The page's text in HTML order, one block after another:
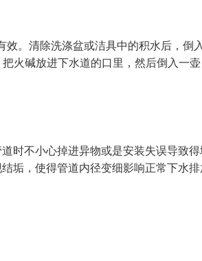
。清除洗涤盆或洁具中的积水后，倒
火碱放进下水道的口里，然后倒入一壶
时不小心掉进异物或是安装失误导致
垢，使得管道内径变细影响正常下水